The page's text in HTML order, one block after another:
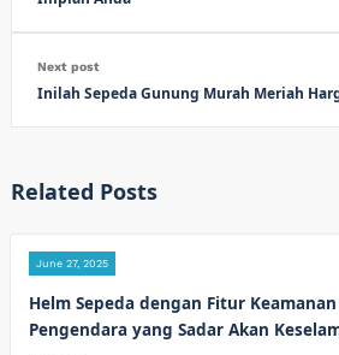
Next post
Inilah Sepeda Gunung Murah Meriah
Related Posts
June 27, 2025
Helm Sepeda dengan Fitur
Pengendara yang Sadar Akan